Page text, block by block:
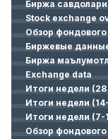
Биржа
Stock exchange
Обзор
Биржевые
Биржа
Exchange data
Итоги недели
Итоги недели
Итоги недели (7-
Обзор